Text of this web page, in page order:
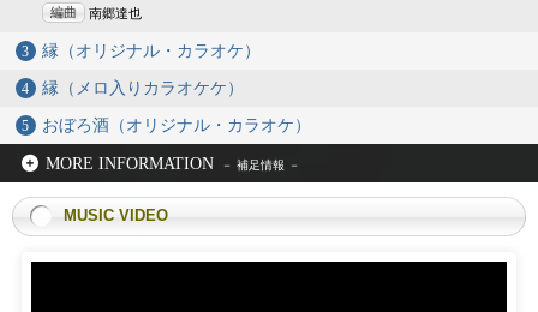
編曲
南郷達也
縁（オリジナル・カラオケ）
縁（メロ入りカラオケケ）
おぼろ酒（オリジナル・カラオケ）
MORE INFORMATION
MUSIC VIDEO